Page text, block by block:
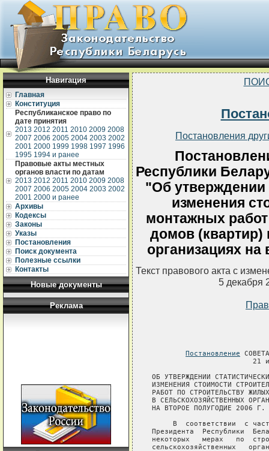
Навигация
Главная
Конституция
Республиканское право по
дате принятия
2013 2012 2011 2010 2009 2008
2007 2006 2005 2004 2003 2002
2001 2000 1999 1998 1997 1996
1995 1994 и ранее
Правовые акты местных
органов власти по датам
2013 2012 2011 2010 2009 2008
2007 2006 2005 2004 2003 2002
2001 2000 и ранее
Архивы
Кодексы
Законы
Указы
Постановления
Поиск документа
Полезные ссылки
Контакты
Новые документы
Реклама
Постановления
Республики
"Об утверждении
изменения
монтажных
домов (квартир)
организациях на
Текст правового акта с
5 декабря
Постановление
21
ОБ УТВЕРЖДЕНИИ
ИЗМЕНЕНИЯ СТОИМОСТИ
РАБОТ ПО СТРОИТЕЛЬСТВУ
В СЕЛЬСКОХОЗЯЙСТВЕННЫХ
НА ВТОРОЕ ПОЛУГОДИЕ 2006 Г.
В  соответствии  с
Президента  Республики
некоторых   мерах   по
сельскохозяйственных